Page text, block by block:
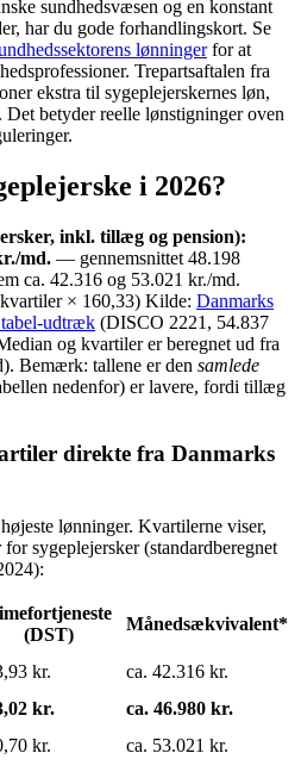
sundhedsvæsen og en konstant
har du gode forhandlingskort. Se
lønningerfor at
Trepartsaftalen fra
ekstra til sygeplejerskernes løn,
betyder reelle lønstigninger oven
i 2026?
inkl. tillæg og pension):
md. — gennemsnittet 48.198
ca. 42.316 og 53.021 kr./md.
× 160,33) Kilde: Danmarks
udtræk (DISCO 2221, 54.837
og kvartiler er beregnet ud fra
Bemærk: tallene er den samlede
nedenfor) er lavere, fordi tillæg
direkte fra Danmarks
lønninger. Kvartilerne viser,
sygeplejersker (standardberegnet
(DST)
Månedsækvivalent*
kr.
ca. 42.316 kr.
kr.
ca. 46.980 kr.
kr. ca. 53.021 kr.